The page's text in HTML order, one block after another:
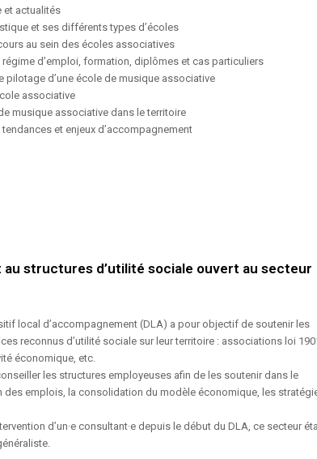
et actualités
et ses différents types d’écoles
au sein des écoles associatives
régime d’emploi, formation, diplômes et cas particuliers
pilotage d’une école de musique associative
associative
musique associative dans le territoire
et enjeux d’accompagnement
au structures d’utilité sociale ouvert au secteur
local d’accompagnement (DLA) a pour objectif de soutenir les
reconnus d’utilité sociale sur leur territoire : associations loi
économique, etc.
les structures employeuses afin de les soutenir dans le
emplois, la consolidation du modèle économique, les
d’un·e consultant·e depuis le début du DLA, ce secteur